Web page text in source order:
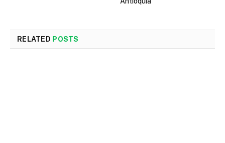
RELATED POSTS